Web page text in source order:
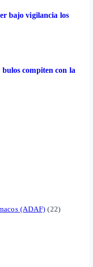
bajo vigilancia los
compiten con la
(ADAF) (22)